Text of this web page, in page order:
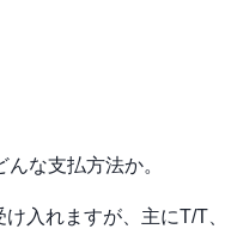
な支払方法か。
入れますが、主にT/T